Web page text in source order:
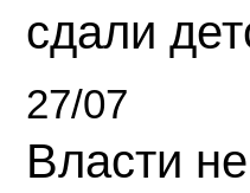
сдали
27/07
Власти